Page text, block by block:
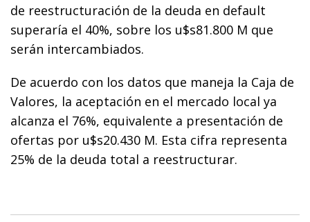
de reestructuración de la deuda en default
superaría el 40%, sobre los u$s81.800 M que
serán intercambiados.
De acuerdo con los datos que maneja la Caja de
Valores, la aceptación en el mercado local ya
alcanza el 76%, equivalente a presentación de
ofertas por u$s20.430 M. Esta cifra representa
25% de la deuda total a reestructurar.